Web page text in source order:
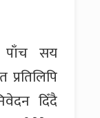
पाँच सय
दिँदै